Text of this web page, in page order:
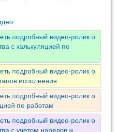
подробный видео-ролик о
с калькуляцией по
подробный видео-ролик о
исполнения
подробный видео-ролик о
по работам
подробный видео-ролик о
с учетом нарядов и